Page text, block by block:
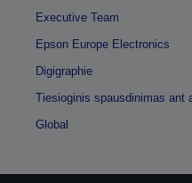
Executive Team
Epson Europe Electronics
Digigraphie
Tiesioginis spausdinimas ant
Global